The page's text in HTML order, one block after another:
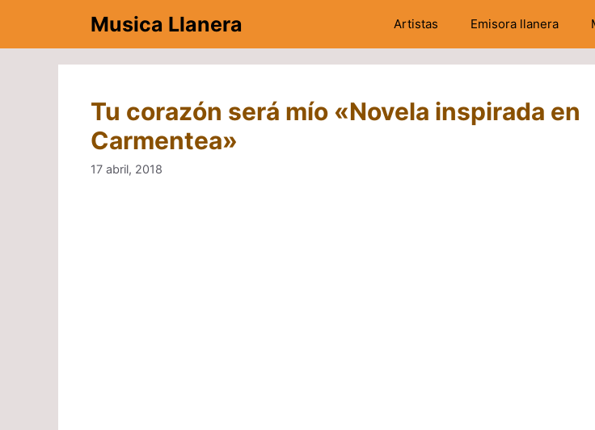
contenido
Musica Llanera Artistas Emisora llanera
Tu corazón será mío «Novela inspirada en
Carmentea»
17 abril, 2018